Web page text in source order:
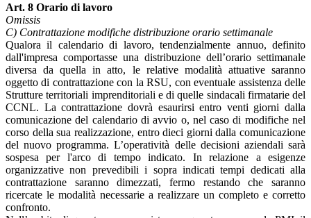
Art. 8 Orario di lavoro
Omissis
C) Contrattazione modifiche distribuzione orario settimanale
Qualora il calendario di lavoro, tendenzialmente annuo, definito
dall'impresa comportasse una distribuzione dell’orario settimanale
diversa da quella in atto, le relative modalità attuative saranno
oggetto di contrattazione con la RSU, con eventuale assistenza delle
Strutture territoriali imprenditoriali e di quelle sindacali firmatarie del
CCNL. La contrattazione dovrà esaurirsi entro venti giorni dalla
comunicazione del calendario di avvio o, nel caso di modifiche nel
corso della sua realizzazione, entro dieci giorni dalla comunicazione
del nuovo programma. L’operatività delle decisioni aziendali sarà
sospesa per l'arco di tempo indicato. In relazione a esigenze
organizzative non prevedibili i sopra indicati tempi dedicati alla
contrattazione saranno dimezzati, fermo restando che saranno
ricercate le modalità necessarie a realizzare un completo e corretto
confronto.